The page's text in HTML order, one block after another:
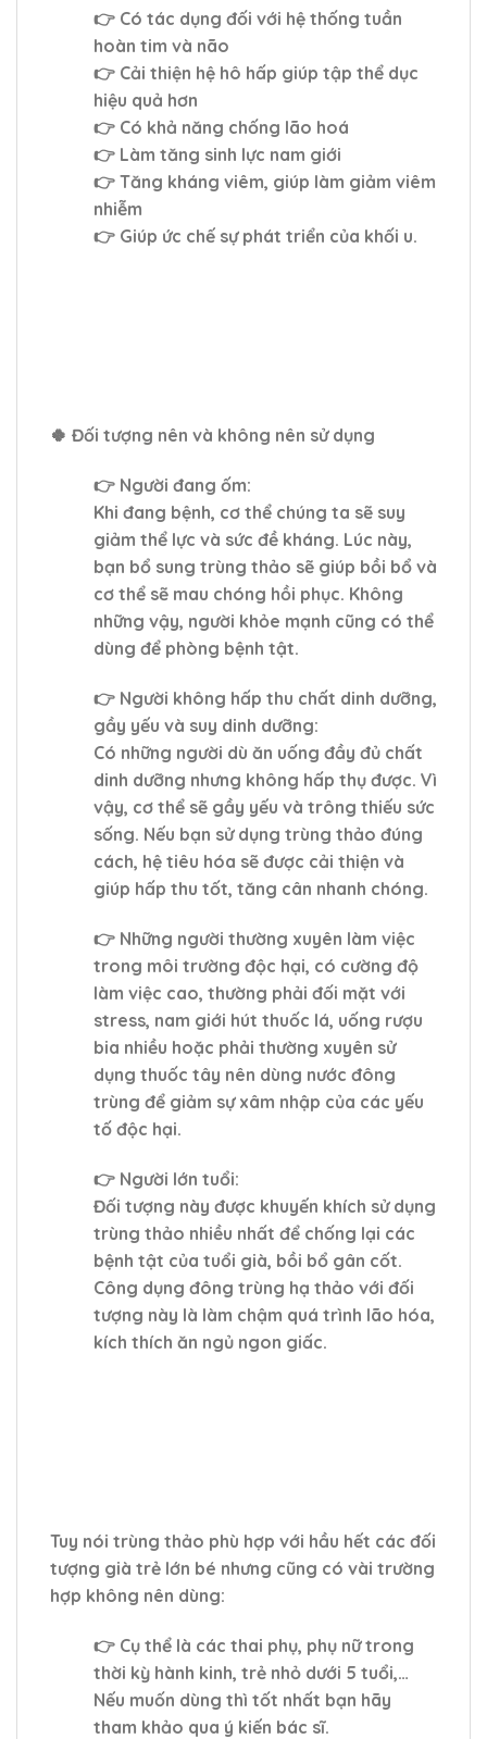
👉 Có tác dụng đối với hệ thống tuần
hoàn tim và não
👉 Cải thiện hệ hô hấp giúp tập thể dục
hiệu quả hơn
👉 Có khả năng chống lão hoá
👉 Làm tăng sinh lực nam giới
👉 Tăng kháng viêm, giúp làm giảm viêm
nhiễm
👉 Giúp ức chế sự phát triển của khối u.
🍀 Đối tượng nên và không nên sử dụng
👉 Người đang ốm:
Khi đang bệnh, cơ thể chúng ta sẽ suy
giảm thể lực và sức đề kháng. Lúc này,
bạn bổ sung trùng thảo sẽ giúp bồi bổ và
cơ thể sẽ mau chóng hồi phục. Không
những vậy, người khỏe mạnh cũng có thể
dùng để phòng bệnh tật.
👉 Người không hấp thu chất dinh dưỡng,
gầy yếu và suy dinh dưỡng:
Có những người dù ăn uống đầy đủ chất
dinh dưỡng nhưng không hấp thụ được. Vì
vậy, cơ thể sẽ gầy yếu và trông thiếu sức
sống. Nếu bạn sử dụng trùng thảo đúng
cách, hệ tiêu hóa sẽ được cải thiện và
giúp hấp thu tốt, tăng cân nhanh chóng.
👉 Những người thường xuyên làm việc
trong môi trường độc hại, có cường độ
làm việc cao, thường phải đối mặt với
stress, nam giới hút thuốc lá, uống rượu
bia nhiều hoặc phải thường xuyên sử
dụng thuốc tây nên dùng nước đông
trùng để giảm sự xâm nhập của các yếu
tố độc hại.
👉 Người lớn tuổi:
Đối tượng này được khuyến khích sử dụng
trùng thảo nhiều nhất để chống lại các
bệnh tật của tuổi già, bồi bổ gân cốt.
Công dụng đông trùng hạ thảo với đối
tượng này là làm chậm quá trình lão hóa,
kích thích ăn ngủ ngon giấc.
Tuy nói trùng thảo phù hợp với hầu hết các đối
tượng già trẻ lớn bé nhưng cũng có vài trường
hợp không nên dùng:
👉 Cụ thể là các thai phụ, phụ nữ trong
thời kỳ hành kinh, trẻ nhỏ dưới 5 tuổi,…
Nếu muốn dùng thì tốt nhất bạn hãy
tham khảo qua ý kiến bác sĩ.